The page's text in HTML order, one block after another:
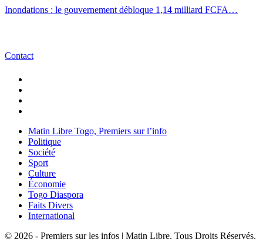
Inondations : le gouvernement débloque 1,14 milliard FCFA…
Contact
Matin Libre Togo, Premiers sur l’info
Politique
Société
Sport
Culture
Économie
Togo Diaspora
Faits Divers
International
© 2026 - Premiers sur les infos | Matin Libre. Tous Droits Réservés.